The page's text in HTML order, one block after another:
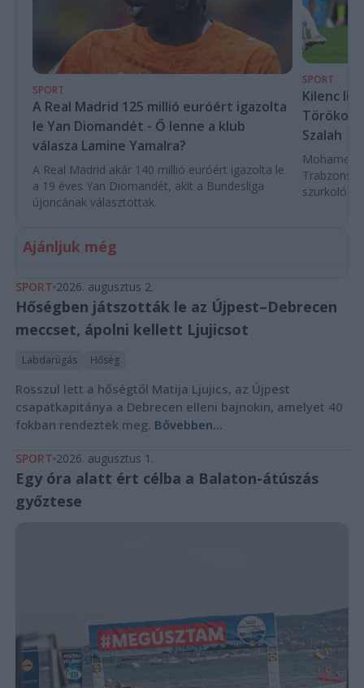
SPORT
A Real Madrid 125 millió euróért igazolta
le Yan Diomandét - Ő lenne a klub
válasza Lamine Yamalra?
A Real Madrid akár 140 millió euróért igazolta le
a 19 éves Yan Diomandét, akit a Bundesliga
újoncának választottak.
SPORT
Kilenc
Szalah
Mohamed
szurkoló
Ajánljuk még
SPORT 2026. augusztus 2.
Hőségben játszották le az Újpest–Debrecen
meccset, ápolni kellett Ljujicsot
Labdarúgás Hőség
Rosszul lett a hőségtől Matija Ljujics, az Újpest
csapatkapitánya a Debrecen elleni bajnokin, amelyet 40
fokban rendeztek meg. Bővebben...
SPORT 2026. augusztus 1.
Egy óra alatt ért célba a Balaton-átúszás
győztese